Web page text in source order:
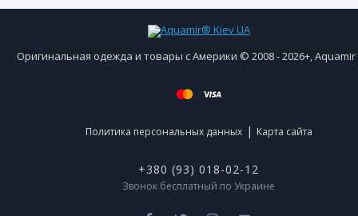
Оригинальная одежда и товары с Америки © 2008 - 2026+,
Политика персональных данных | Карта сайта
+380 (93) 018-02-12
Звонок бесплатный по Украине